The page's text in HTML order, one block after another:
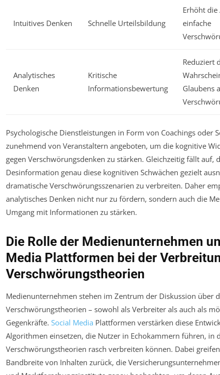
Intuitives Denken Schnelle Urteilsbildung
Erhöht
einfache
Analytisches
Denken
Kritische
Informationsbewertung
Reduziert
Glaubens
Psychologische Dienstleistungen in Form von Coachings oder
zunehmend von Veranstaltern angeboten, um die kognitive
gegen Verschwörungsdenken zu stärken. Gleichzeitig fällt auf,
Desinformation genau diese kognitiven Schwächen gezielt
dramatische Verschwörungsszenarien zu verbreiten. Daher
analytisches Denken nicht nur zu fördern, sondern auch die
Umgang mit Informationen zu stärken.
Die Rolle der Medienunternehmen
Media Plattformen bei der
Verschwörungstheorien
Medienunternehmen stehen im Zentrum der Diskussion über
Verschwörungstheorien – sowohl als Verbreiter als auch als
Gegenkräfte. Social Media Plattformen verstärken diese
Algorithmen einsetzen, die Nutzer in Echokammern führen, in
Verschwörungstheorien rasch verbreiten können. Dabei
Bandbreite von Inhalten zurück, die